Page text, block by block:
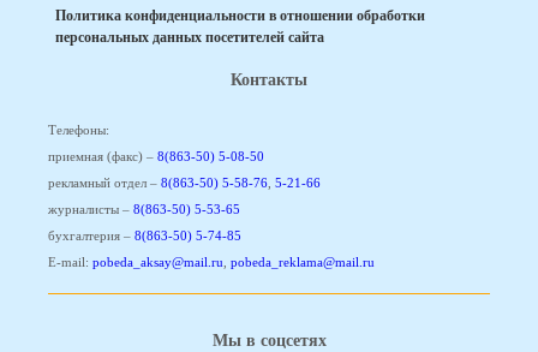
Политика конфиденциальности в отношении обработки
персональных данных посетителей сайта
Контакты
Телефоны:
приемная (факс) – 8(863-50) 5-08-50
рекламный отдел – 8(863-50) 5-58-76, 5-21-66
журналисты – 8(863-50) 5-53-65
бухгалтерия – 8(863-50) 5-74-85
E-mail: pobeda_aksay@mail.ru, pobeda_reklama@mail.ru
Мы в соцсетях